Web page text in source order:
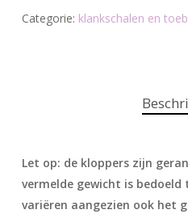
Categorie: klankschalen en
Let op: de kloppers zijn
vermelde gewicht is
variëren aangezien ook het